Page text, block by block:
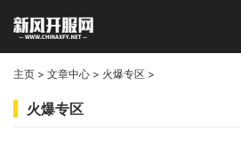
主页 > 文章中心 > 火爆专区 >
火爆专区